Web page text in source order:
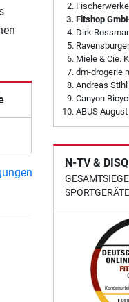
Fitshop
Dirk
Miele & Cie.
dm-drogerie
Andreas Stihl
Canyon
ABUS
N-TV &
SPORTGERÄTE